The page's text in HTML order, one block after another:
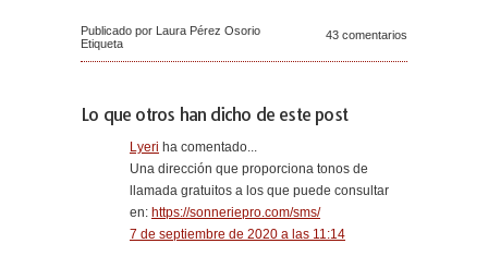
Publicado por Laura Pérez Osorio
Etiqueta
43 comentarios
Lo que otros han dicho de este post
Lyeri ha comentado...
Una dirección que proporciona tonos de
llamada gratuitos a los que puede consultar
en: https://sonneriepro.com/sms/
7 de septiembre de 2020 a las 11:14